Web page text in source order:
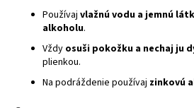
Používaj vlažnú vodu a jemnú
alkoholu.
Vždy osuši pokožku a nechaj ju
plienkou.
Na podráždenie používaj zinkovú